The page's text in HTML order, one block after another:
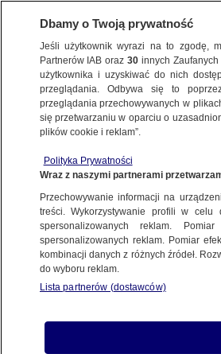
BIZNES
Z KRAJU
otwarte?
12.12.2025, 08:04
Posłuchaj artykułu
Czyta lektor AI
Dbamy o Twoją prywatność
Jeśli użytkownik wyrazi na to zgodę,
Partnerów IAB oraz30 innych
użytkownika i uzyskiwać do nich
przeglądania. Odbywa się to
przeglądania przechowywanych w
się przetwarzaniu w oparciu o
plików cookie i reklam”.
Polityka Prywatności
Wraz z naszymi partnerami
Przechowywanie informacji na
treści. Wykorzystywanie profili w celu
spersonalizowanych reklam.
spersonalizowanych reklam. Pomiar
kombinacji danych z różnych źródeł.
do wyboru reklam.
Lista partnerów (dostawców)